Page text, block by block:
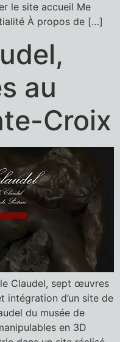
le site accueil Me
À propos de […]
au
Croix
Claudel, sept œuvres
intégration d’un site de
du musée de
en 3D